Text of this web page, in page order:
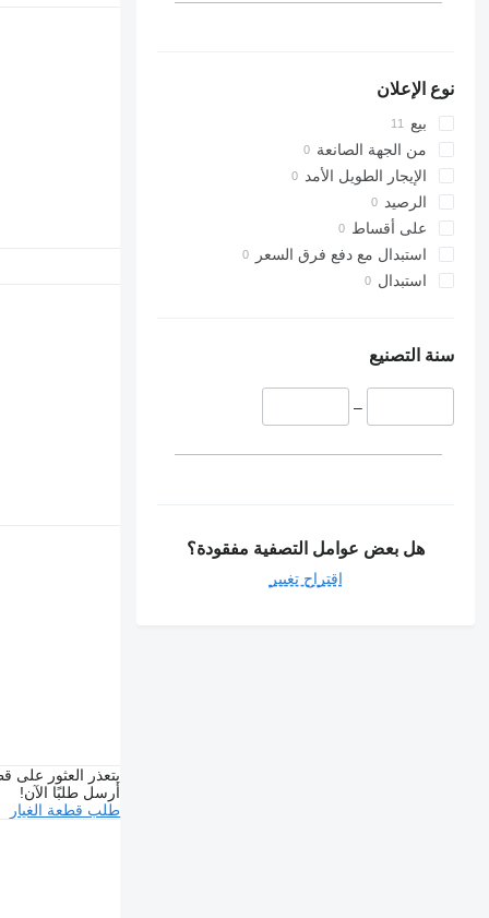
نوع الإعلان
بيع
من الجهة الصانعة
الإيجار الطويل الأمد
الرصيد
على أقساط
استبدال مع دفع فرق السعر
استبدال
سنة التصنيع
–
هل بعض عوامل التصفية مفقودة؟
اقتراح تغيير
يتعذر العثور على
أرسل طلبًا الآن!
طلب قطعة الغيار